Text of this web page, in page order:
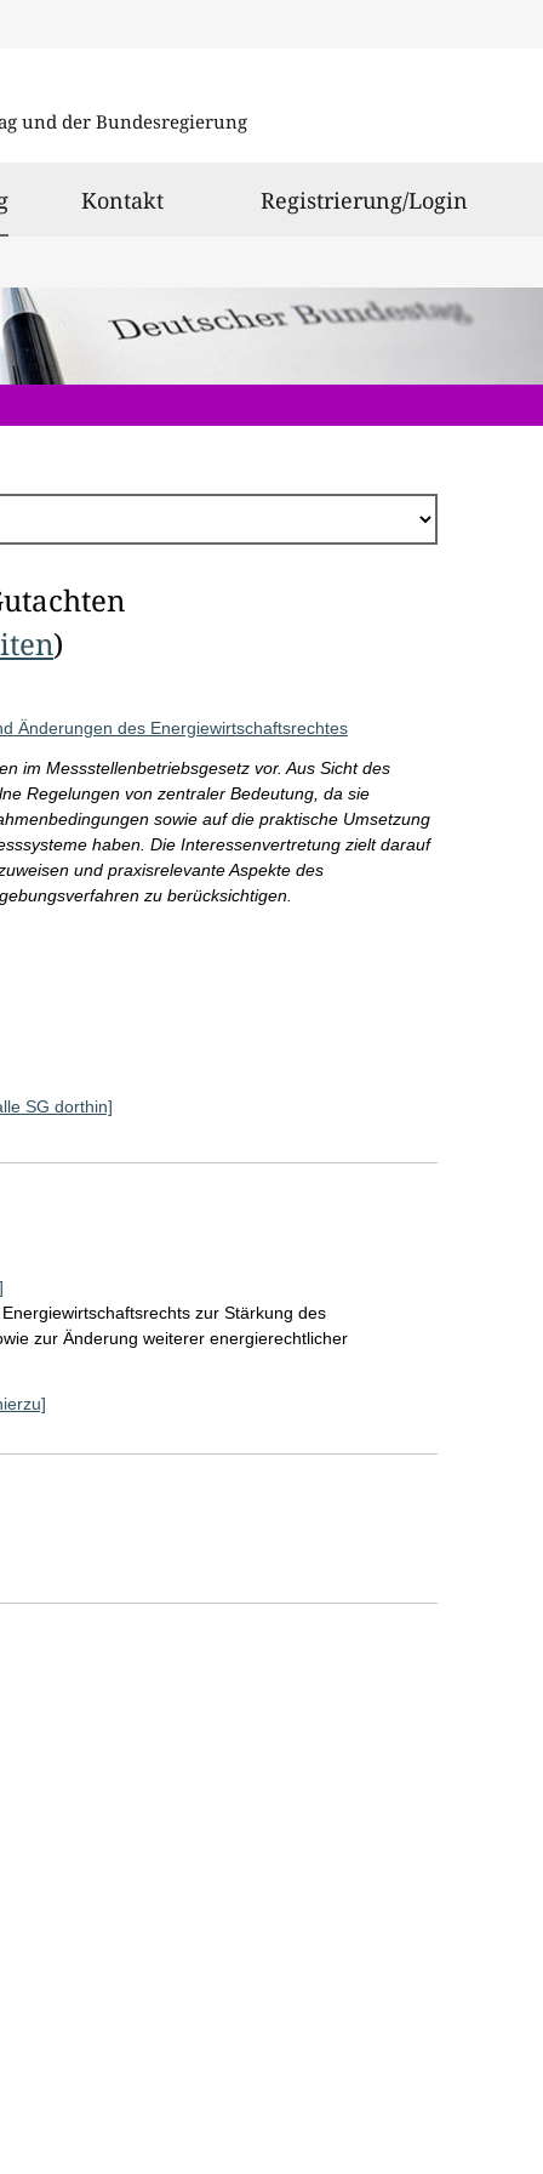
und der Bundesregierung
ausgewählt
Kontakt Registrierung/Login
)
Änderungen des Energiewirtschaftsrechtes
im Messstellenbetriebsgesetz vor. Aus Sicht des
Regelungen von zentraler Bedeutung, da sie
sowie auf die praktische Umsetzung
haben. Die Interessenvertretung zielt darauf
und praxisrelevante Aspekte des
zu berücksichtigen.
SG dorthin]
zur Stärkung des
zur Änderung weiterer energierechtlicher